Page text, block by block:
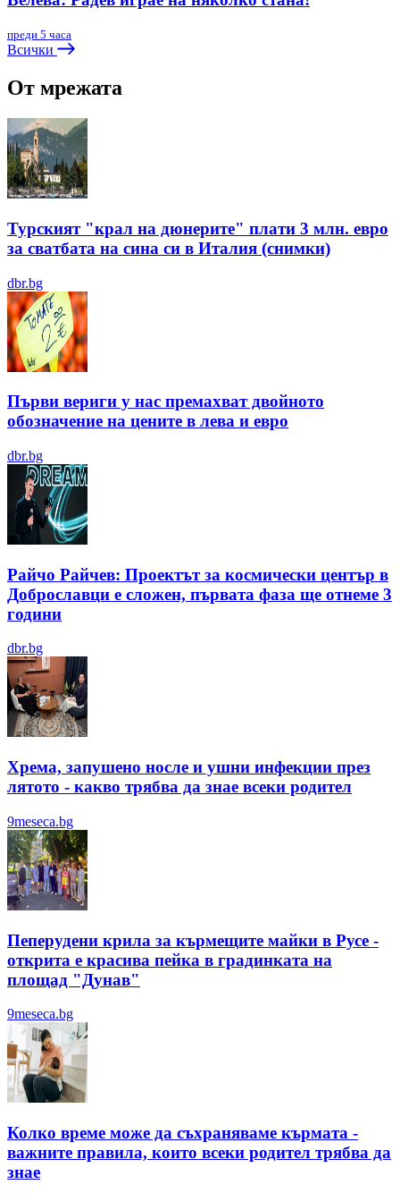
преди 5 часа
Всички
От мрежата
Турският "крал на дюнерите" плати 3 млн. евро
за сватбата на сина си в Италия (снимки)
dbr.bg
Първи вериги у нас премахват двойното
обозначение на цените в лева и евро
dbr.bg
Райчо Райчев: Проектът за космически център в
Доброславци е сложен, първата фаза ще отнеме 3
години
dbr.bg
Хрема, запушено носле и ушни инфекции през
лятотo - какво трябва да знае всеки родител
9meseca.bg
Пеперудени крила за кърмещите майки в Русе -
открита е красива пейка в градинката на
площад "Дунав"
9meseca.bg
Колко време може да съхраняваме кърмата -
важните правила, които всеки родител трябва да
знае